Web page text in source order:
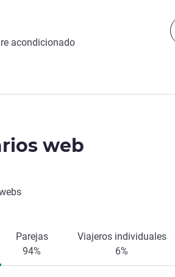
acondicionado
web
Parejas
94%
Viajeros individuales
6%